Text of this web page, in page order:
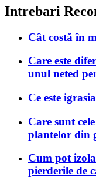
Intrebari
Cât costă în
Care este
unul neted
Ce este
Care sunt
plantelor din
Cum pot
pierderile de